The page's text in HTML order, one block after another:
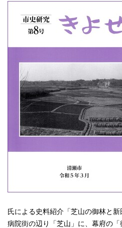
氏による史料紹介「芝山の御林と
病院街の辺り「芝山」に、幕府の